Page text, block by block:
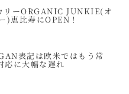
リーORGANIC JUNKIE(オ
)恵比寿にOPEN！
表記は欧米ではもう常
応に大幅な遅れ